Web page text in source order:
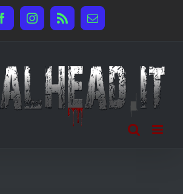
FacebookInstagram
Rss Email